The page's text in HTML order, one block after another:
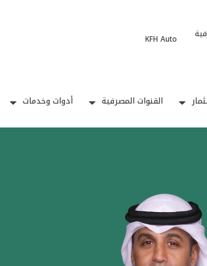
KFH Auto
القنوات المصرفية أدوات وخدمات